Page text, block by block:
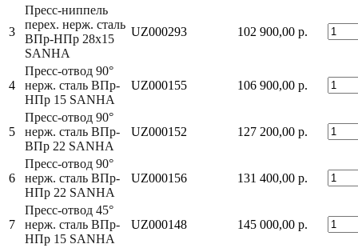
3
Пресс-ниппель
перех. нерж. сталь
ВПр-НПр 28x15
SANHA
UZ000293 102 900,00 р.
4
Пресс-отвод 90°
нерж. сталь ВПр-
НПр 15 SANHA
UZ000155 106 900,00 р.
5
Пресс-отвод 90°
нерж. сталь ВПр-
ВПр 22 SANHA
UZ000152 127 200,00 р.
6
Пресс-отвод 90°
нерж. сталь ВПр-
НПр 22 SANHA
UZ000156 131 400,00 р.
7
Пресс-отвод 45°
нерж. сталь ВПр-
НПр 15 SANHA
UZ000148 145 000,00 р.